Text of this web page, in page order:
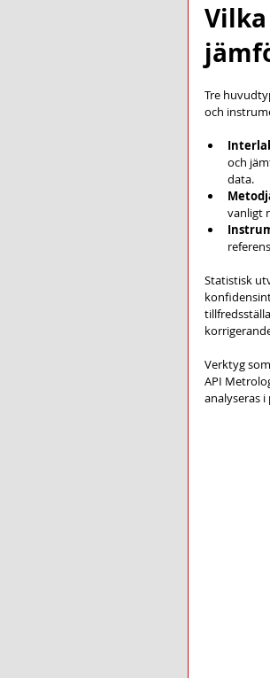
Tre
och
och
data.
vanligt
Statistisk
Verktyg
API
analyseras